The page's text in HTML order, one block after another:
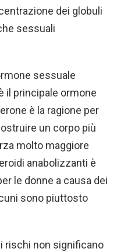
dei globuli
sessuali
sessuale
il principale ormone
è la ragione per
un corpo più
molto maggiore
anabolizzanti è
le donne a causa dei
sono piuttosto
rischi non significano